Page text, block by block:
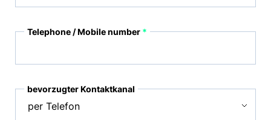
Telephone / Mobile number
bevorzugter Kontaktkanal